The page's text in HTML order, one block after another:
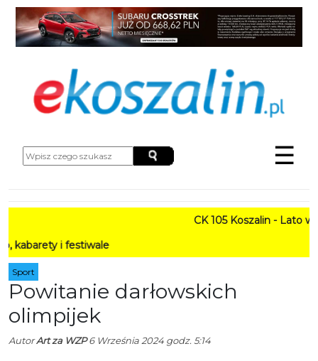
☰
CK 105 Koszalin - Lato w
i festiwale
Sport
Powitanie darłowskich
olimpijek
AutorArt za WZP6 Września 2024 godz. 5:14